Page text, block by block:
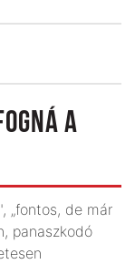
A
„fontos, de már
panaszkodó